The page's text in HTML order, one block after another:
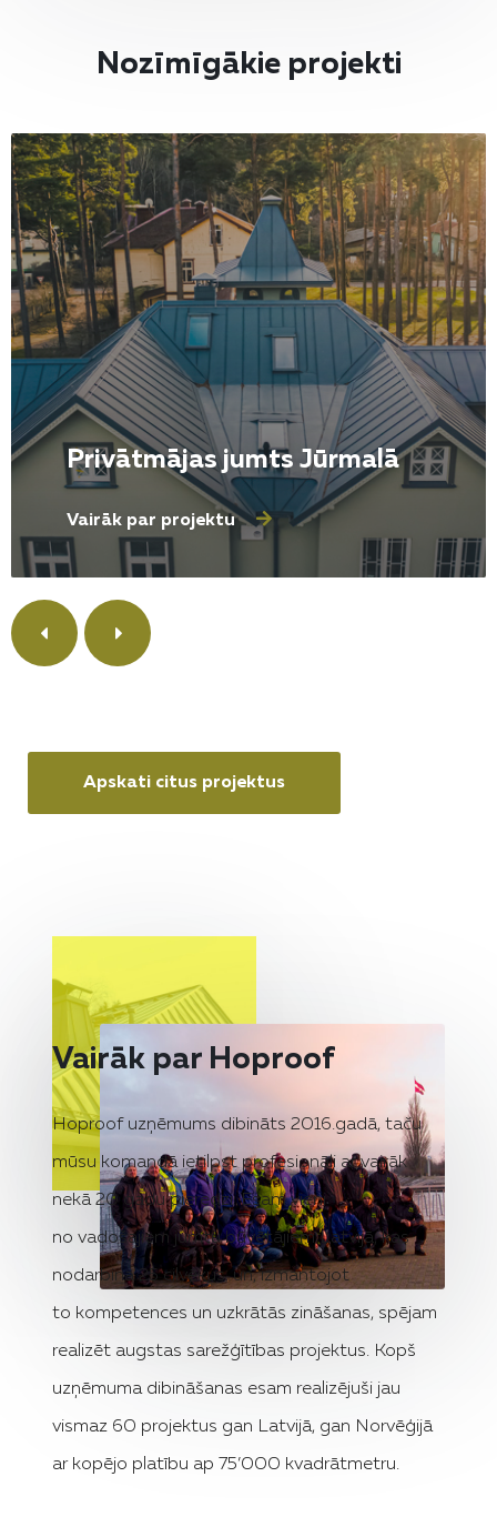
Nozīmīgākie projekti
Privātmājas jumts Jūrmalā
Vairāk par projektu
Apskati citus projektus
Vairāk par Hoproof
Hoproof uzņēmums dibināts 2016.gadā, taču
mūsu komandā ietilpst profesionāļi ar vairāk
nekā 20 gadu pieredzi. Esam vieni
no vadošajiem jumtu būvētājiem Latvijā, kas
nodarbina 25 cilvēkus, un, izmantojot
to kompetences un uzkrātās zināšanas, spējam
realizēt augstas sarežģītības projektus. Kopš
uzņēmuma dibināšanas esam realizējuši jau
vismaz 60 projektus gan Latvijā, gan Norvēģijā
ar kopējo platību ap 75’000 kvadrātmetru.